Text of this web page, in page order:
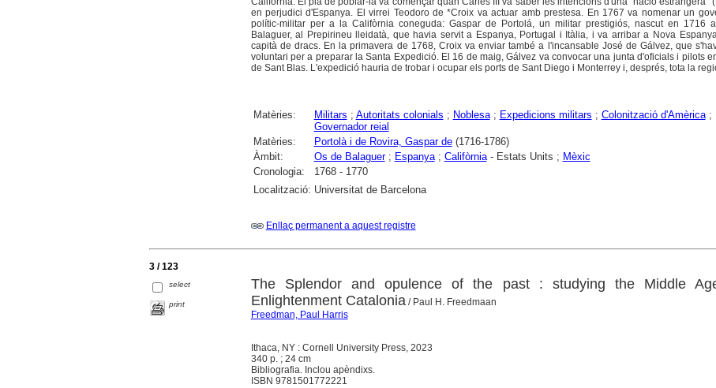
en perjudici d'Espanya. El virrei Teodoro de *Croix va actuar amb prestesa. En 1767 va nomenar un
polític-militar per a la Califòrnia coneguda: Gaspar de Portolá, un militar prestigiós, nascut en 1716
Balaguer, al Prepirineu lleidatà, que havia servit a Espanya, Portugal i Itàlia, i va arribar a Nova
capità de dracs. En la primavera de 1768, Croix va enviar també a l'incansable José de Gálvez, que
voluntari per a preparar la Santa Expedició. El 16 de maig, Gálvez va convocar una junta d'oficials i pilots
de Sant Blas. L'expedició hauria de trobar i ocupar els ports de Sant Diego i Monterrey i, després, tota la
Matèries: Militars ; Autoritats colonials ; Noblesa; Expedicions militars ; Colonització d'Amèrica;
Governador reial
Matèries:
Portolà i de Rovira, Gaspar de(1716-1786)
Àmbit:
Os de Balaguer; Espanya; Califòrnia- Estats Units ; Mèxic
Cronologia:
1768 - 1770
Localització: Universitat de Barcelona
Enllaç permanent a aquest registre
3 / 123
select
print
The Splendor and opulence of the past : studying the Middle
Enlightenment Catalonia/ Paul H. Freedmaan
Freedman, Paul Harris
Ithaca, NY : Cornell University Press, 2023
340 p. ; 24 cm
Bibliografia. Inclou apèndixs.
ISBN 9781501772221